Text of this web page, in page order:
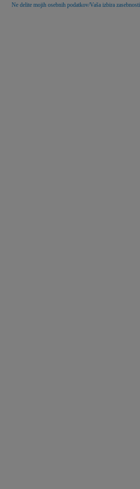
Ne delite mojih osebnih podatkov/Vaša izbira zasebnosti